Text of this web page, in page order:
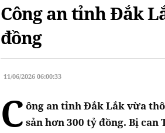
Công an tỉnh Đắk
đồng
11/06/2026 06:00:33
C ông an tỉnh Đắk Lắk vừa
sản hơn 300 tỷ đồng. Bị